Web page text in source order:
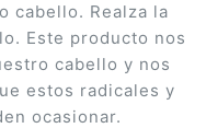
cabello. Realza la
Este producto nos
cabello y nos
estos radicales y
ocasionar.